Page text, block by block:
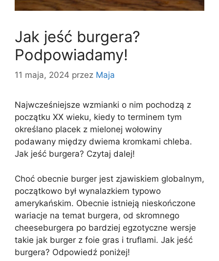
Jak jeść burgera?
Podpowiadamy!
11 maja, 2024 przez Maja
Najwcześniejsze wzmianki o nim pochodzą z
początku XX wieku, kiedy to terminem tym
określano placek z mielonej wołowiny
podawany między dwiema kromkami chleba.
Jak jeść burgera? Czytaj dalej!
Choć obecnie burger jest zjawiskiem globalnym,
początkowo był wynalazkiem typowo
amerykańskim. Obecnie istnieją nieskończone
wariacje na temat burgera, od skromnego
cheeseburgera po bardziej egzotyczne wersje
takie jak burger z foie gras i truflami. Jak jeść
burgera? Odpowiedź poniżej!